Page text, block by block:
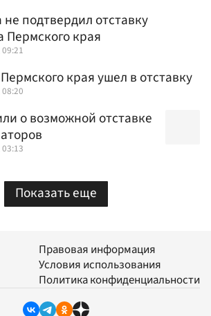
подтвердил отставку
Пермского края
края ушел в отставку
о возможной отставке
Показать еще
Правовая информация
Условия использования
Политика конфиденциальности